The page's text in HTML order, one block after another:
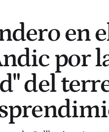
en
por
del